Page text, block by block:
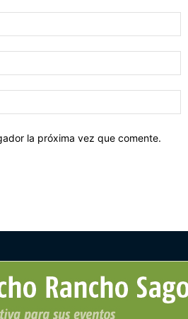
la próxima vez que comente.